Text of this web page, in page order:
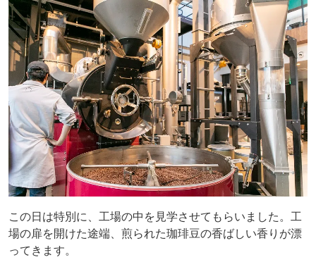
この日は特別に、工場の中を見学させてもらいました。工
場の扉を開けた途端、煎られた珈琲豆の香ばしい香りが漂
ってきます。